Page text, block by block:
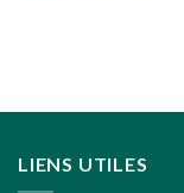
LIENS UTILES